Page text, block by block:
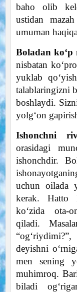
baho olib
ustidan
umuman
Boladan ko‘p
nisbatan
yuklab
talablaringizni
boshlaydi.
yolg‘on
Ishonchni
orasidagi
ishonchdir.
uchun oilada
kerak. Hatto
ko‘zida ota-
qiladi.
deyishni
men sening
muhimroq.
biladi